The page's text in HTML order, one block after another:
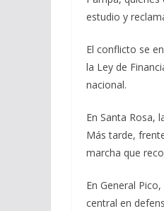
estudio y
El conflicto se
la Ley de
nacional.
En Santa Rosa,
Más tarde,
marcha que
En General
central en